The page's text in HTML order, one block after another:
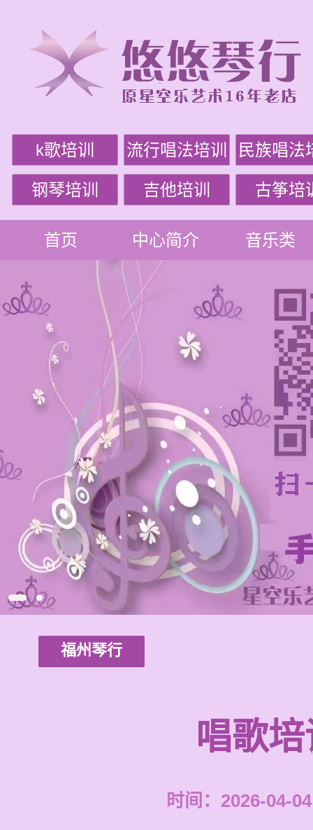
k歌培训 流行唱法培训 民族唱法
钢琴培训 吉他培训 古筝培
首页 中心简介 音乐类
福州琴行
唱歌
时间：2026-04-